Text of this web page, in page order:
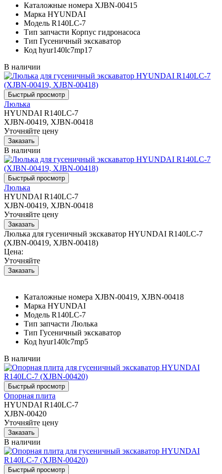
Каталожные номера XJBN-00415
Марка HYUNDAI
Модель R140LC-7
Тип запчасти Корпус гидронасоса
Тип Гусеничный экскаватор
Код hyur140lc7mp17
В наличии
Люлька
HYUNDAI R140LC-7
XJBN-00419, XJBN-00418
Уточняйте цену
В наличии
Люлька
HYUNDAI R140LC-7
XJBN-00419, XJBN-00418
Уточняйте цену
Люлька для гусеничный экскаватор HYUNDAI R140LC-7
(XJBN-00419, XJBN-00418)
Цена:
Уточняйте
Каталожные номера XJBN-00419, XJBN-00418
Марка HYUNDAI
Модель R140LC-7
Тип запчасти Люлька
Тип Гусеничный экскаватор
Код hyur140lc7mp5
В наличии
Опорная плита
HYUNDAI R140LC-7
XJBN-00420
Уточняйте цену
В наличии